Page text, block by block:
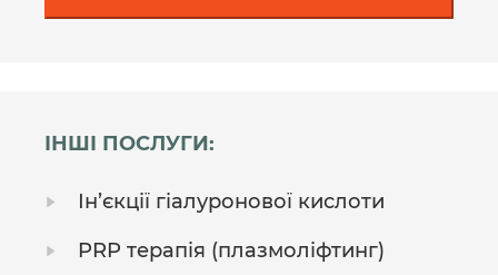
ІНШІ ПОСЛУГИ:
Ін’єкції гіалуронової кислоти
PRP терапія (плазмоліфтинг)